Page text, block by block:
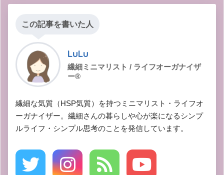
この記事を書いた人
LuLu
繊細ミニマリスト / ライフオーガナイザ
ー®︎
繊細な気質（HSP気質）を持つミニマリスト・ライフオ
ーガナイザー。繊細さんの暮らしや心が楽になるシンプ
ルライフ・シンプル思考のことを発信しています。